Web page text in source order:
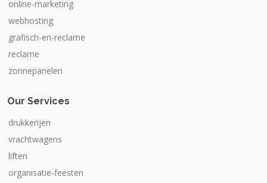
online-marketing
webhosting
grafisch-en-reclame
reclame
zonnepanelen
Our Services
drukkerijen
vrachtwagens
liften
organisatie-feesten